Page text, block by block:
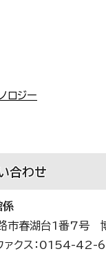
ロジー
合わせ
係
春湖台1番7号
クス：0154-42-